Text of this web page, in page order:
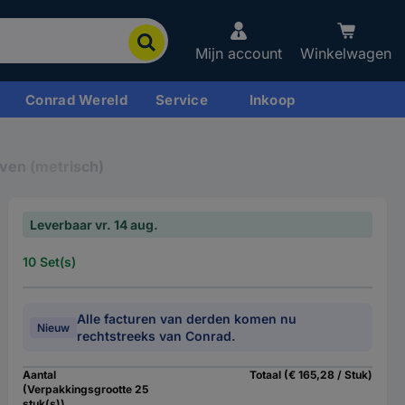
Mijn account Winkelwagen
Conrad Wereld Service Inkoop
(metrisch)
Leverbaar vr. 14 aug.
10 Set(s)
Nieuw
Alle facturen van derden komen nu
rechtstreeks van Conrad.
Aantal
(Verpakkingsgrootte 25
Totaal (€ 165,28 / Stuk)